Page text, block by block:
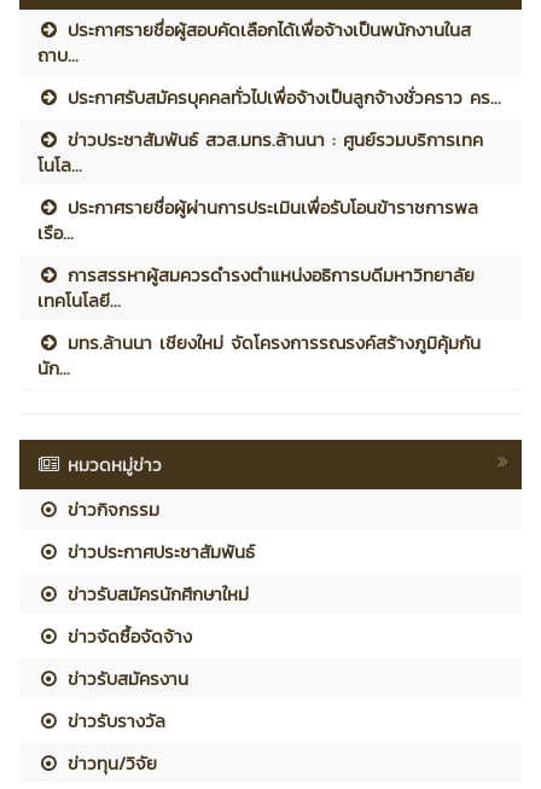
ประกาศรายชื่อผู้สอบคัดเลือกได้เพื่อจ้างเป็นพนักงานในส
ถาบ...
ประกาศรับสมัครบุคคลทั่วไปเพื่อจ้างเป็นลูกจ้างชั่วคราว คร...
ข่าวประชาสัมพันธ์ สวส.มทร.ล้านนา : ศูนย์รวมบริการเทค
โนโล...
ประกาศรายชื่อผู้ผ่านการประเมินเพื่อรับโอนข้าราชการพล
เรือ...
การสรรหาผู้สมควรดำรงตำแหน่งอธิการบดีมหาวิทยาลัย
เทคโนโลยี...
มทร.ล้านนา เชียงใหม่ จัดโครงการรณรงค์สร้างภูมิคุ้มกัน
นัก...
หมวดหมู่ข่าว
ข่าวกิจกรรม
ข่าวประกาศประชาสัมพันธ์
ข่าวรับสมัครนักศึกษาใหม่
ข่าวจัดซื้อจัดจ้าง
ข่าวรับสมัครงาน
ข่าวรับรางวัล
ข่าวทุน/วิจัย